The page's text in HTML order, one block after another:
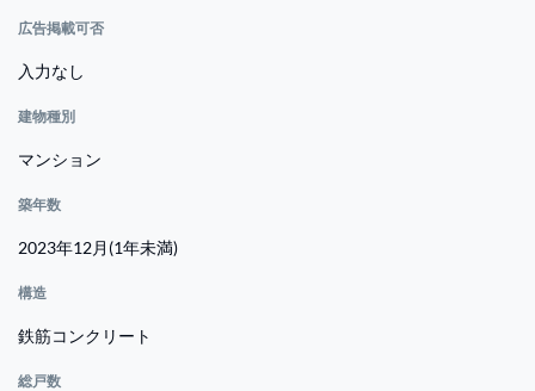
広告掲載可否
入力なし
建物種別
マンション
築年数
2023年12月(1年未満)
構造
鉄筋コンクリート
総戸数